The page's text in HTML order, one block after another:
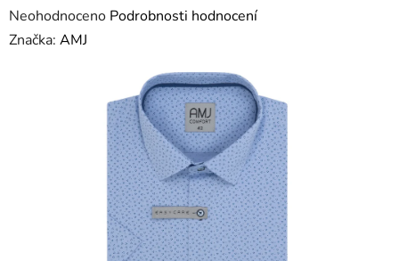
Průměrné
hodnocení
Neohodnoceno Podrobnosti hodnocení
Značka: AMJ